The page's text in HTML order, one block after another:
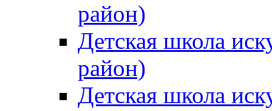
район)
Детская школа
район)
Детская школа